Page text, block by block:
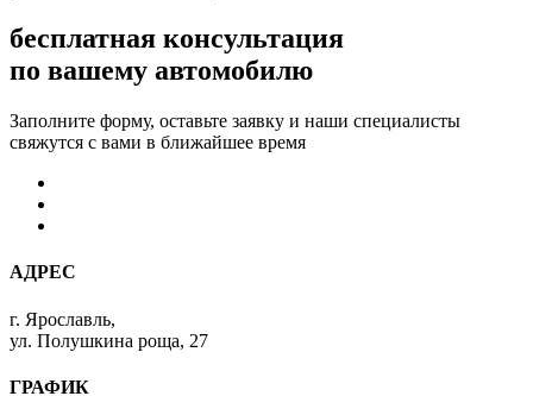
бесплатная консультация
по вашему автомобилю
Заполните форму, оставьте заявку и наши специалисты
свяжутся с вами в ближайшее время
АДРЕС
г. Ярославль,
ул. Полушкина роща, 27
ГРАФИК